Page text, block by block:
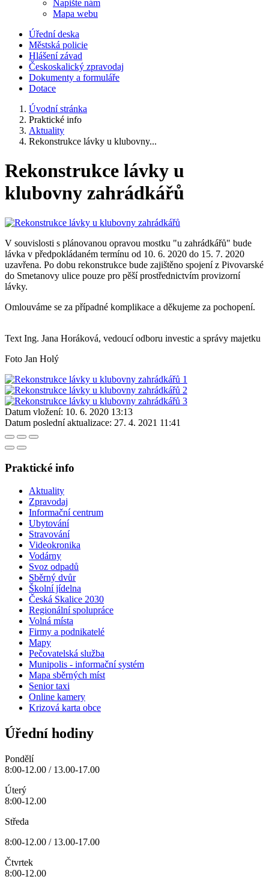
Napište nám
Mapa webu
Úřední deska
Městská policie
Hlášení závad
Českoskalický zpravodaj
Dokumenty a formuláře
Dotace
Úvodní stránka
Praktické info
Aktuality
Rekonstrukce lávky u klubovny...
Rekonstrukce lávky u
klubovny zahrádkářů
V souvislosti s plánovanou opravou mostku "u zahrádkářů" bude
lávka v předpokládaném termínu od 10. 6. 2020 do 15. 7. 2020
uzavřena. Po dobu rekonstrukce bude zajištěno spojení z Pivovarské
do Smetanovy ulice pouze pro pěší prostřednictvím provizorní
lávky.
Omlouváme se za případné komplikace a děkujeme za pochopení.
Text Ing. Jana Horáková, vedoucí odboru investic a správy majetku
Foto Jan Holý
Datum vložení: 10. 6. 2020 13:13
Datum poslední aktualizace: 27. 4. 2021 11:41
Praktické info
Aktuality
Zpravodaj
Informační centrum
Ubytování
Stravování
Videokronika
Vodárny
Svoz odpadů
Sběrný dvůr
Školní jídelna
Česká Skalice 2030
Regionální spolupráce
Volná místa
Firmy a podnikatelé
Mapy
Pečovatelská služba
Munipolis - informační systém
Mapa sběrných míst
Senior taxi
Online kamery
Krizová karta obce
Úřední hodiny
Pondělí
8:00-12.00 / 13.00-17.00
Úterý
8:00-12.00
Středa
8:00-12.00 / 13.00-17.00
Čtvrtek
8:00-12.00